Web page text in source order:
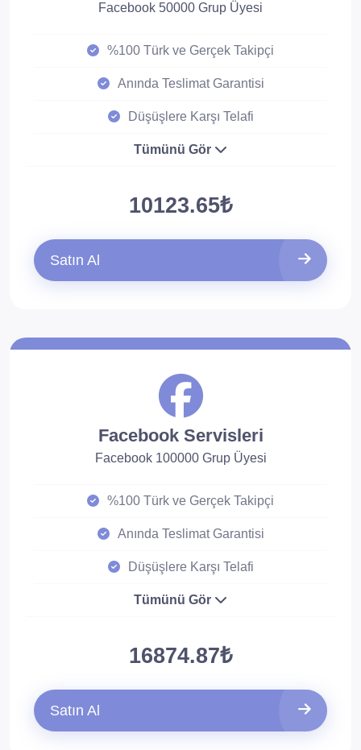
Facebook 50000 Grup Üyesi
%100 Türk ve Gerçek Takipçi
Anında Teslimat Garantisi
Düşüşlere Karşı Telafi
Tümünü Gör
10123.65₺
Satın Al
Facebook Servisleri
Facebook 100000 Grup Üyesi
%100 Türk ve Gerçek Takipçi
Anında Teslimat Garantisi
Düşüşlere Karşı Telafi
Tümünü Gör
16874.87₺
Satın Al